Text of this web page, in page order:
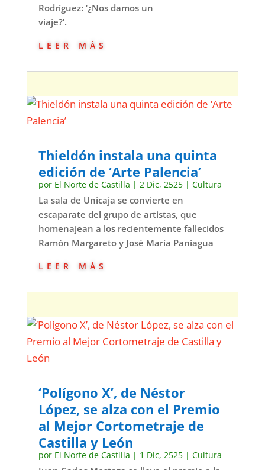
Rodríguez: ‘¿Nos damos un
viaje?’.
leer más
Thieldón instala una quinta
edición de ‘Arte Palencia’
por El Norte de Castilla | 2 Dic, 2525| Cultura
La sala de Unicaja se convierte en
escaparate del grupo de artistas, que
homenajean a los recientemente fallecidos
Ramón Margareto y José María Paniagua
leer más
‘Polígono X’, de Néstor
López, se alza con el Premio
al Mejor Cortometraje de
Castilla y León
por El Norte de Castilla | 1 Dic, 2525| Cultura